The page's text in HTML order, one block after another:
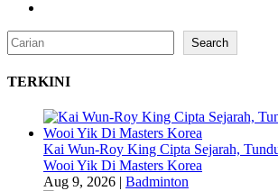
Search Search
TERKINI
Kai Wun-Roy King Cipta Sejarah,
Wooi Yik Di Masters Korea
Aug 9, 2026
Badminton